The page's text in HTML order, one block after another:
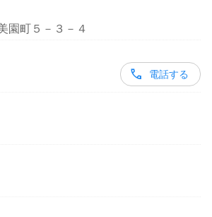
園町５－３－４
電話する